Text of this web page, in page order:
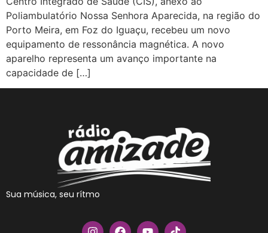
Poliambulatório Nossa Senhora Aparecida, na região do
Porto Meira, em Foz do Iguaçu, recebeu um novo
equipamento de ressonância magnética. A novo
aparelho representa um avanço importante na
capacidade de […]
Sua música, seu rítmo